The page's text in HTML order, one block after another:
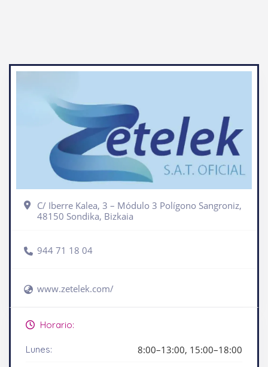
C/ Iberre Kalea, 3 – Módulo 3 Polígono Sangroniz,
48150 Sondika, Bizkaia
944 71 18 04
www.zetelek.com/
Horario:
Lunes: 8:00–13:00, 15:00–18:00